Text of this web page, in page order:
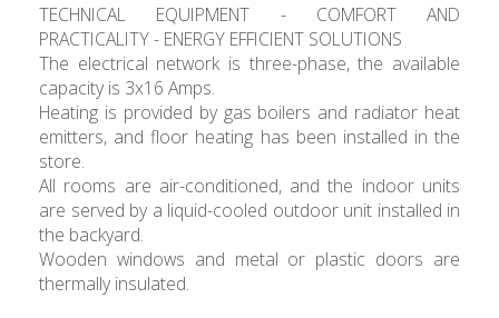
TECHNICAL EQUIPMENT - COMFORT AND
PRACTICALITY - ENERGY EFFICIENT SOLUTIONS
The electrical network is three-phase, the available
capacity is 3x16 Amps.
Heating is provided by gas boilers and radiator heat
emitters, and floor heating has been installed in the
store.
All rooms are air-conditioned, and the indoor units
are served by a liquid-cooled outdoor unit installed in
the backyard.
Wooden windows and metal or plastic doors are
thermally insulated.